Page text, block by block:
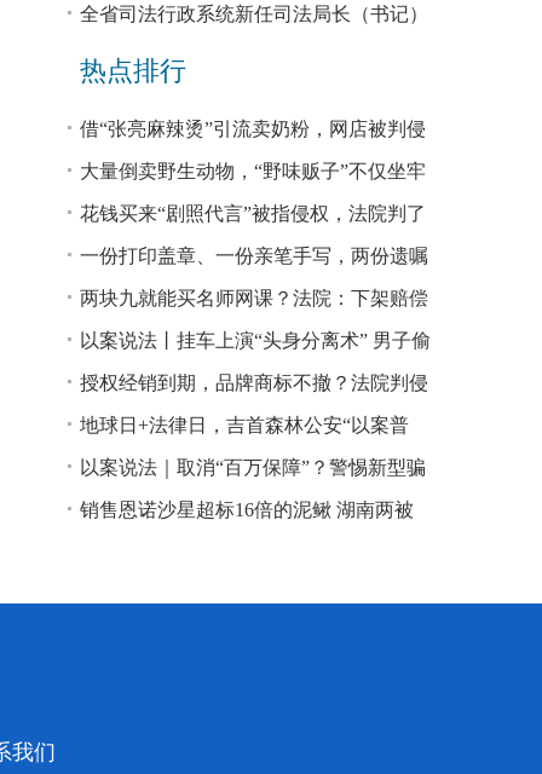
0327号提案办理座谈会
全省司法行政系统新任司法局长（书记）
培训班开班 方华堂作专题辅导
热点排行
借“张亮麻辣烫”引流卖奶粉，网店被判侵
权！
大量倒卖野生动物，“野味贩子”不仅坐牢
还得赔钱
花钱买来“剧照代言”被指侵权，法院判了
一份打印盖章、一份亲笔手写，两份遗嘱
谁说了算？
两块九就能买名师网课？法院：下架赔偿
以案说法丨挂车上演“头身分离术” 男子偷
逃高速通行费获刑
授权经销到期，品牌商标不撤？法院判侵
权！
地球日+法律日，吉首森林公安“以案普
法”
以案说法｜取消“百万保障”？警惕新型骗
局！
销售恩诺沙星超标16倍的泥鳅 湖南两被
我们